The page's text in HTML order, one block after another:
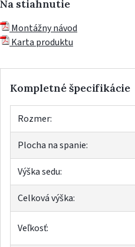
Na stiahnutie
Montážny návod
Karta produktu
Kompletné špecifikácie
Rozmer:
Plocha na spanie:
Výška sedu:
Celková výška:
Veľkosť: